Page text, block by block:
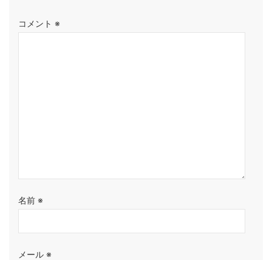
コメント ※
名前 ※
メール ※